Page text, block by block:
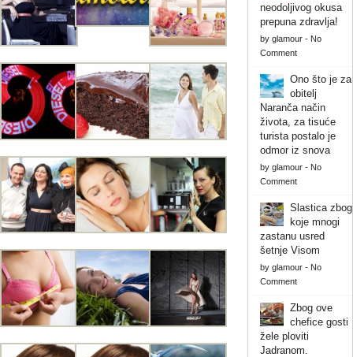
neodoljivog okusa
prepuna zdravlja!
by glamour- No
Comment
Ono što je za
obitelj
Naranča način
života, za tisuće
turista postalo je
odmor iz snova
by glamour- No
Comment
Slastica zbog
koje mnogi
zastanu usred
šetnje Visom
by glamour- No
Comment
Zbog ove
chefice gosti
žele ploviti
Jadranom.